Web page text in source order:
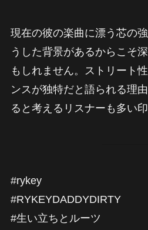
現在の彼の楽曲に漂う芯の
うした背景があるからこそ
もしれません。ストリート
ンスが独特だと語られる理
ると考えるリスナーも多い印
#rykey
#RYKEYDADDYDIRTY
#生い立ちとルーツ